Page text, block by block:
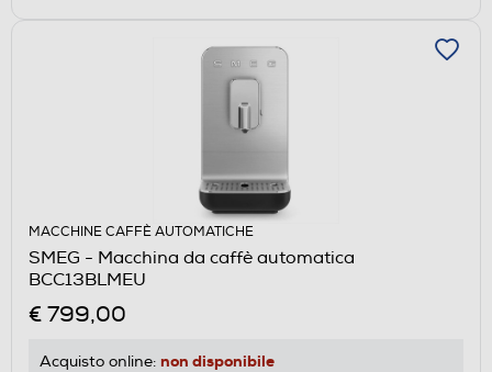
MACCHINE CAFFÈ AUTOMATICHE
SMEG - Macchina da caffè automatica
BCC13BLMEU
€ 799,00
Acquisto online: non disponibile